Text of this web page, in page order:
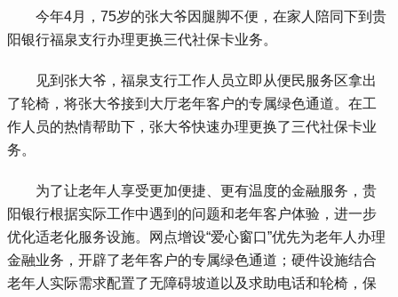
今年4月，75岁的张大爷因腿脚不便，在家人陪同下到贵
阳银行福泉支行办理更换三代社保卡业务。
见到张大爷，福泉支行工作人员立即从便民服务区拿出
了轮椅，将张大爷接到大厅老年客户的专属绿色通道。在工
作人员的热情帮助下，张大爷快速办理更换了三代社保卡业
务。
为了让老年人享受更加便捷、更有温度的金融服务，贵
阳银行根据实际工作中遇到的问题和老年客户体验，进一步
优化适老化服务设施。网点增设“爱心窗口”优先为老年人办理
金融业务，开辟了老年客户的专属绿色通道；硬件设施结合
老年人实际需求配置了无障碍坡道以及求助电话和轮椅，保